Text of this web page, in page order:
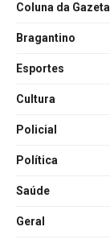
Coluna da Gazeta
Bragantino
Esportes
Cultura
Policial
Política
Saúde
Geral